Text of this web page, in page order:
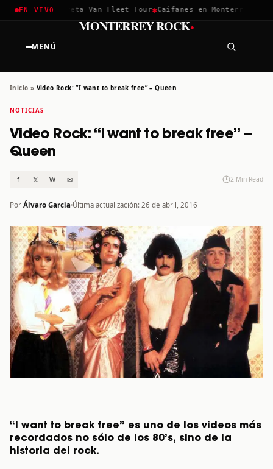
EN VIVO
2026 ✱Greta Van Fleet Tour✱Caifanes en Monterrey · 12
MENÚ
MONTERREY ROCK·
Inicio » Video Rock: “I want to break free” – Queen
NOTICIAS
Video Rock: “I want to break free” –
Queen
f 𝕏 W ✉ 2 Min Read
Por Álvaro García Última actualización: 26 de abril, 2016
“I want to break free” es uno de los videos más
recordados no sólo de los 80’s, sino de la
historia del rock.